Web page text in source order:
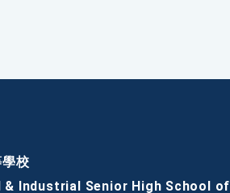
校
Industrial Senior High School